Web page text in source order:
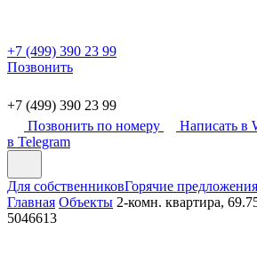
+7 (499) 390 23 99
Позвонить
+7 (499) 390 23 99
Позвонить по номеру
Написать в
в Telegram
Для собственниковГорячие предложения
Главная Объекты 2-комн. квартира,
5046613